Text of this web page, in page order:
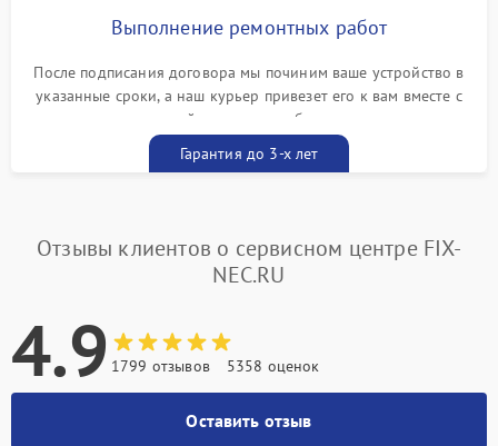
Выполнение ремонтных работ
После подписания договора мы починим ваше устройство в
указанные сроки, а наш курьер привезет его к вам вместе с
гарантийным талоном бесплатно
Гарантия до 3-х лет
Отзывы клиентов о сервисном центре FIX-
NEC.RU
4.9 1799 отзывов 5358 оценок
Оставить отзыв